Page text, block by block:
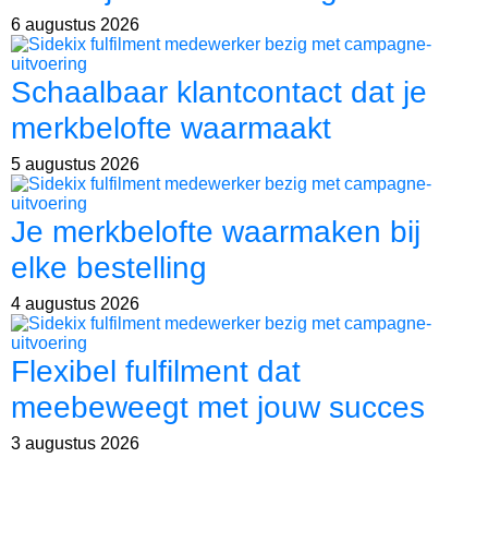
6 augustus 2026
Schaalbaar klantcontact dat je
merkbelofte waarmaakt
5 augustus 2026
Je merkbelofte waarmaken bij
elke bestelling
4 augustus 2026
Flexibel fulfilment dat
meebeweegt met jouw succes
3 augustus 2026